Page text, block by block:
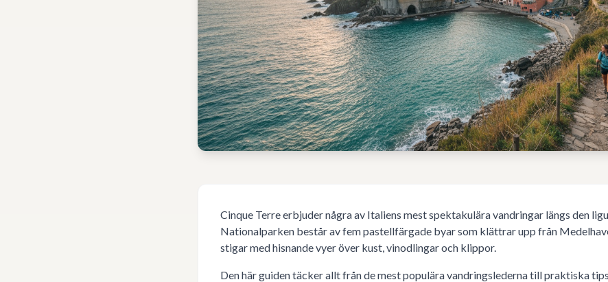
Cinque Terre erbjuder några av Italiens mest spektakulära vandringar längs den
Nationalparken består av fem pastellfärgade byar som klättrar upp från
stigar med hisnande vyer över kust, vinodlingar och klippor.
Den här guiden täcker allt från de mest populära vandringslederna till praktiska